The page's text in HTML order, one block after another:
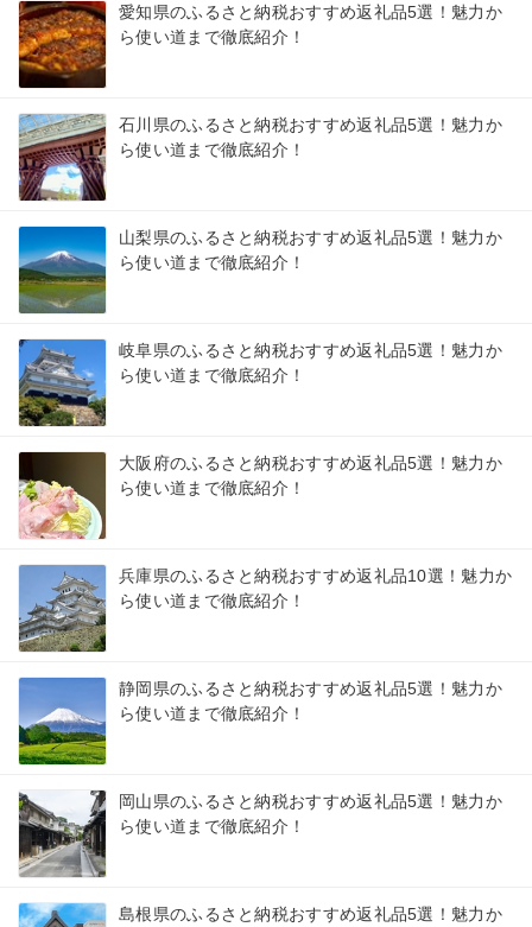
愛知県のふるさと納税おすすめ返礼品5選！魅力か
ら使い道まで徹底紹介！
石川県のふるさと納税おすすめ返礼品5選！魅力か
ら使い道まで徹底紹介！
山梨県のふるさと納税おすすめ返礼品5選！魅力か
ら使い道まで徹底紹介！
岐阜県のふるさと納税おすすめ返礼品5選！魅力か
ら使い道まで徹底紹介！
大阪府のふるさと納税おすすめ返礼品5選！魅力か
ら使い道まで徹底紹介！
兵庫県のふるさと納税おすすめ返礼品10選！魅力か
ら使い道まで徹底紹介！
静岡県のふるさと納税おすすめ返礼品5選！魅力か
ら使い道まで徹底紹介！
岡山県のふるさと納税おすすめ返礼品5選！魅力か
ら使い道まで徹底紹介！
島根県のふるさと納税おすすめ返礼品5選！魅力か